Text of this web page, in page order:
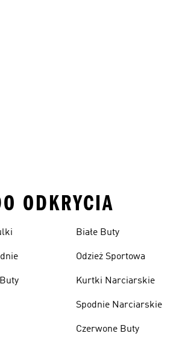
ODKRYCIA
Białe Buty
Odzież Sportowa
Kurtki Narciarskie
Spodnie Narciarskie
Czerwone Buty